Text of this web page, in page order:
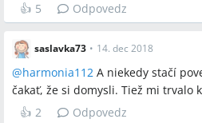
👍 5 Odpovedz
saslavka73 • 14. dec 2018
@harmonia112 A niekedy stačí
čakať, že si domysli. Tiež mi trvalo
👍 2 Odpovedz